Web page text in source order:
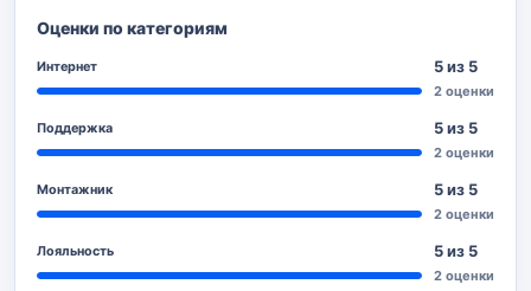
Оценки по категориям
Интернет 5 из 5
2 оценки
Поддержка 5 из 5
2 оценки
Монтажник 5 из 5
2 оценки
Лояльность 5 из 5
2 оценки